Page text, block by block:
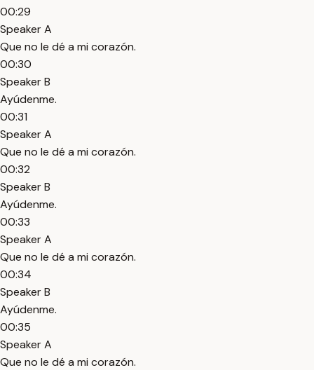
00:29
Speaker A
Que no le dé a mi corazón.
00:30
Speaker B
Ayúdenme.
00:31
Speaker A
Que no le dé a mi corazón.
00:32
Speaker B
Ayúdenme.
00:33
Speaker A
Que no le dé a mi corazón.
00:34
Speaker B
Ayúdenme.
00:35
Speaker A
Que no le dé a mi corazón.